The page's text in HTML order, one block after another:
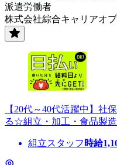
派遣労働者
株式会社綜合キャリアオ
【20代～40代活躍中】社
る☆組立・加工・食品製
組立スタッフ 時給